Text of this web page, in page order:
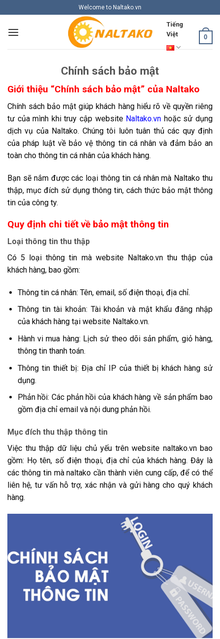
to
content
Welcome to Naltako.vn
Tiếng
Việt
0
Chính sách bảo mật
Giới thiệu “Chính sách bảo mật” của Naltako
Chính sách bảo mật giúp khách hàng hiểu rõ về quyền riêng
tư của mình khi truy cập website Naltako.vn hoặc sử dụng
dịch vụ của Naltako. Chúng tôi luôn tuân thủ các quy định
của pháp luật về bảo vệ thông tin cá nhân và đảm bảo an
toàn cho thông tin cá nhân của khách hàng.
Bạn sẽ nắm được các loại thông tin cá nhân mà Naltako thu
thập, mục đích sử dụng thông tin, cách thức bảo mật thông
tin của công ty.
Quy định chi tiết về bảo mật thông tin
Loại thông tin thu thập
Có 5 loại thông tin mà website Naltako.vn thu thập của
khách hàng, bao gồm:
Thông tin cá nhân: Tên, email, số điện thoại, địa chỉ.
Thông tin tài khoản: Tài khoản và mật khẩu đăng nhập
của khách hàng tại website Naltako.vn.
Hành vi mua hàng: Lịch sử theo dõi sản phẩm, giỏ hàng,
thông tin thanh toán.
Thông tin thiết bị: Địa chỉ IP của thiết bị khách hàng sử
dụng.
Phản hồi: Các phản hồi của khách hàng về sản phẩm bao
gồm địa chỉ email và nội dung phản hồi.
Mục đích thu thập thông tin
Việc thu thập dữ liệu chủ yếu trên website naltako.vn bao
gồm: Họ tên, số điện thoại, địa chỉ của khách hàng. Đây là
các thông tin mà naltako cần thành viên cung cấp, để có thể
liên hệ, tư vấn hỗ trợ, xác nhận và gửi hàng cho quý khách
hàng.